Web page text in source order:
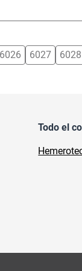
6026 6027 6028
Todo el